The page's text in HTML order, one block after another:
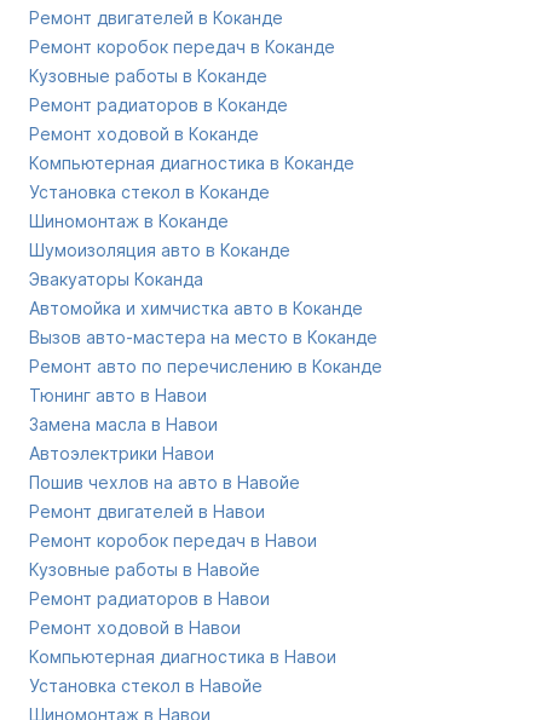
Ремонт двигателей в Коканде
Ремонт коробок передач в Коканде
Кузовные работы в Коканде
Ремонт радиаторов в Коканде
Ремонт ходовой в Коканде
Компьютерная диагностика в Коканде
Установка стекол в Коканде
Шиномонтаж в Коканде
Шумоизоляция авто в Коканде
Эвакуаторы Коканда
Автомойка и химчистка авто в Коканде
Вызов авто-мастера на место в Коканде
Ремонт авто по перечислению в Коканде
Тюнинг авто в Навои
Замена масла в Навои
Автоэлектрики Навои
Пошив чехлов на авто в Навойе
Ремонт двигателей в Навои
Ремонт коробок передач в Навои
Кузовные работы в Навойе
Ремонт радиаторов в Навои
Ремонт ходовой в Навои
Компьютерная диагностика в Навои
Установка стекол в Навойе
Шиномонтаж в Навои